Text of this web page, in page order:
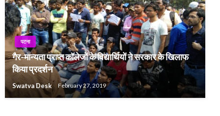
पटना
गैर-मान्यता प्राप्त कॉलेजों के विद्यार्थियों ने सरकार के खिलाफ
किया प्रदर्शन
Swatva Desk February 27, 2019